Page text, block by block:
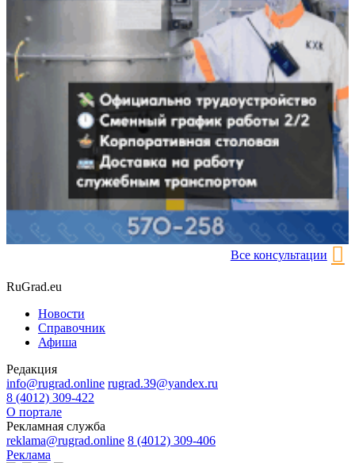
Все консультации
RuGrad.eu
Новости
Справочник
Афиша
Редакция
info@rugrad.online rugrad.39@yandex.ru
8 (4012) 309-422
О портале
Рекламная служба
reklama@rugrad.online 8 (4012) 309-406
Реклама